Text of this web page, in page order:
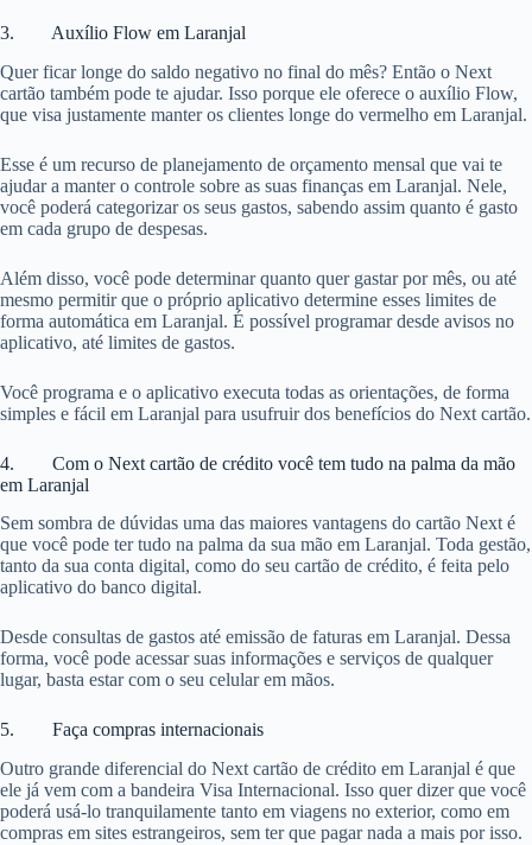
3. Auxílio Flow em Laranjal
Quer ficar longe do saldo negativo no final do mês? Então o Next
cartão também pode te ajudar. Isso porque ele oferece o auxílio Flow,
que visa justamente manter os clientes longe do vermelho em Laranjal.
Esse é um recurso de planejamento de orçamento mensal que vai te
ajudar a manter o controle sobre as suas finanças em Laranjal. Nele,
você poderá categorizar os seus gastos, sabendo assim quanto é gasto
em cada grupo de despesas.
Além disso, você pode determinar quanto quer gastar por mês, ou até
mesmo permitir que o próprio aplicativo determine esses limites de
forma automática em Laranjal. É possível programar desde avisos no
aplicativo, até limites de gastos.
Você programa e o aplicativo executa todas as orientações, de forma
simples e fácil em Laranjal para usufruir dos benefícios do Next cartão.
4. Com o Next cartão de crédito você tem tudo na palma da mão
em Laranjal
Sem sombra de dúvidas uma das maiores vantagens do cartão Next é
que você pode ter tudo na palma da sua mão em Laranjal. Toda gestão,
tanto da sua conta digital, como do seu cartão de crédito, é feita pelo
aplicativo do banco digital.
Desde consultas de gastos até emissão de faturas em Laranjal. Dessa
forma, você pode acessar suas informações e serviços de qualquer
lugar, basta estar com o seu celular em mãos.
5. Faça compras internacionais
Outro grande diferencial do Next cartão de crédito em Laranjal é que
ele já vem com a bandeira Visa Internacional. Isso quer dizer que você
poderá usá-lo tranquilamente tanto em viagens no exterior, como em
compras em sites estrangeiros, sem ter que pagar nada a mais por isso.